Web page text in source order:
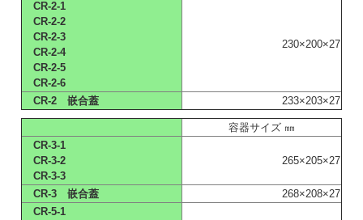
CR-2-1
CR-2-2
CR-2-3
CR-2-4
CR-2-5
CR-2-6
230×200×27
CR-2 嵌合蓋 233×203×27
容器サイズ ㎜
CR-3-1
CR-3-2
CR-3-3
265×205×27
CR-3 嵌合蓋
268×208×27
CR-5-1